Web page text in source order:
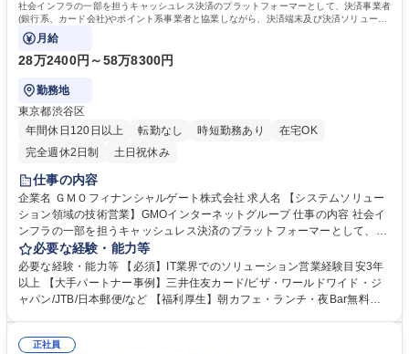
社会インフラの一部を担うキャッシュレス決済のプラットフォーマーとして、決済事業者
(銀行系、カード会社)やポイント系事業者と協業しながら、決済端末及び決済ソリューシ
ョンの導入提案をお任せします。
月給
28万2400円～58万8300円
勤務地
東京都渋谷区
年間休日120日以上
転勤なし 時短勤務あり
在宅OK
完全週休2日制
土日祝休み
仕事の内容
企業名 ＧＭＯフィナンシャルゲート株式会社 求人名 【システムソリュー
ション領域の技術営業】GMOインターネットグループ 仕事の内容 社会イ
ンフラの一部を担うキャッシュレス決済のプラットフォーマーとして、決
済事業者(銀行系、カード会社)やポイント系事業者と協業しながら、決済
端末及び決済ソリューションの導入提案をお任せします。 【業務内容詳
細】 ■大手アカウントに対する決済端末及び決済ソリューションの導入 ■
クレジットカード会社を中心としたアライアンス企業に対するビジネスプ
募集職種 【システムソリューション領域の技術営業】GMOインターネッ
必要な経験・能力等
必要な経験・能力等 【必須】IT業界でのソリューション営業経験目安3年
以上 【大手パートナー事例】三井住友カード/ビザ・ワールドワイド・ジ
ャパン/JTB/日本郵便/など 【福利厚生】朝カフェ・ランチ・夜Bar無料
era』をリリース。大手カード会社とのアライアンス×キャッシュレス市場
正社員